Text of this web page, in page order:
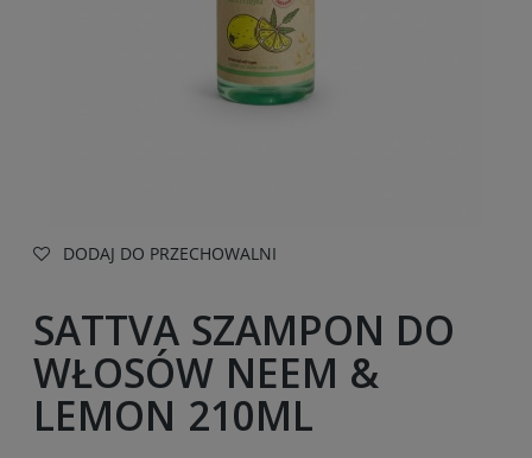
DODAJ DO PRZECHOWALNI
SATTVA SZAMPON DO
WŁOSÓW NEEM &
LEMON 210ML